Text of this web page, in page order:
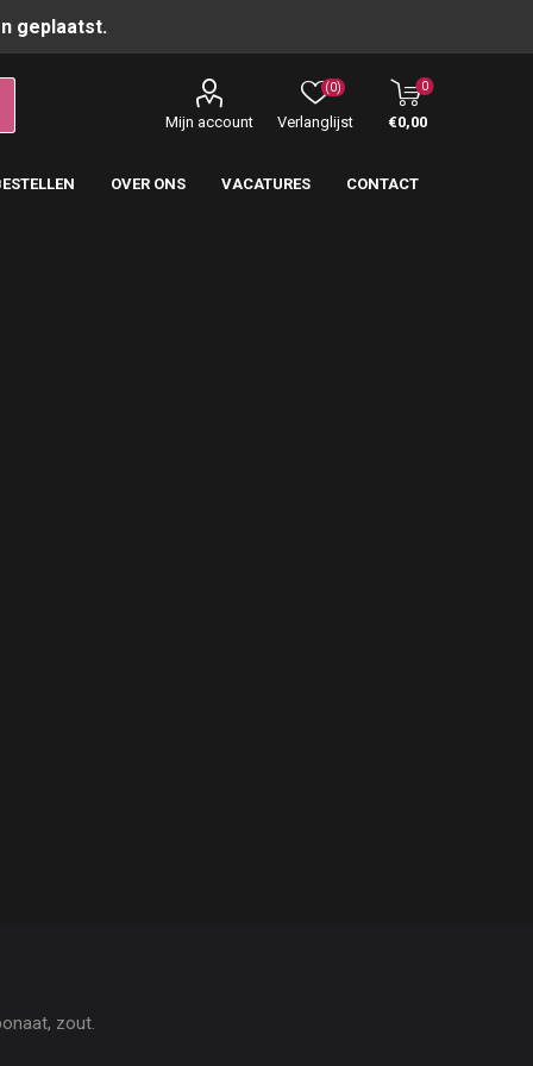
geplaatst.
Mijn account Verlanglijst
(0) 0
€0,00
OVER ONS VACATURES CONTACT
zout.